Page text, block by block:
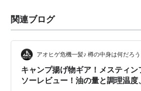
関連ブログ
アオヒゲ危機一髪♪ 樽の中身は何だろう
キャンプ揚げ物ギア！メスティン
ソーレビュー！油の量と調理温